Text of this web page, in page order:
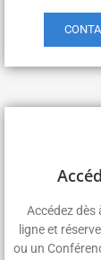
Accédez dès
ligne et
ou un